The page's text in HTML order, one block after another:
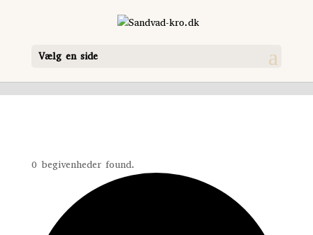
Vælg en side
0 begivenheder found.